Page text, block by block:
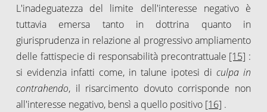
L'inadeguatezza del limite dell'interesse negativo è
tuttavia emersa tanto in dottrina quanto in
giurisprudenza in relazione al progressivo ampliamento
delle fattispecie di responsabilità precontrattuale [15] :
si evidenzia infatti come, in talune ipotesi di culpa in
contrahendo, il risarcimento dovuto corrisponde non
all'interesse negativo, bensì a quello positivo [16] .